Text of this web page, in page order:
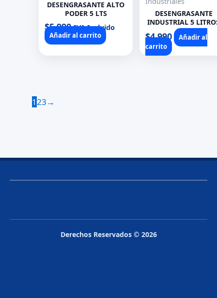
DESENGRASANTE ALTO
PODER 5 LTS
$5.990 IVA Incluido
Añadir al carrito
DESENGRASANTE
INDUSTRIAL 5
$4.990
Añadir al
carrito
123→
Derechos Reservados © 2026